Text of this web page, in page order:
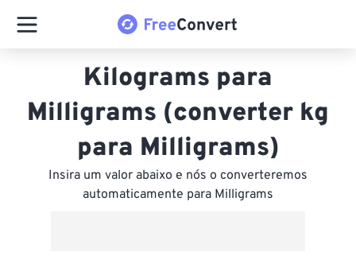
Kilograms para
Milligrams (converter kg
para Milligrams)
Insira um valor abaixo e nós o converteremos
automaticamente para Milligrams